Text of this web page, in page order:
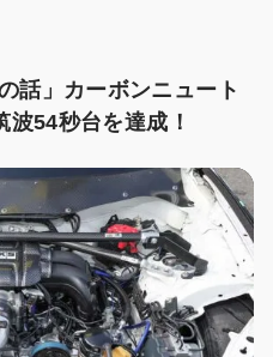
話」カーボンニュート
54秒台を達成！